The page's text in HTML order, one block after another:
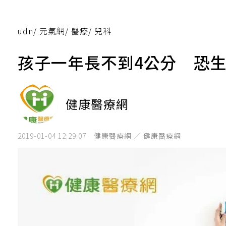
udn/ 元氣網/ 醫療/ 兒科
孩子一年長不到4公分 恐
健康醫療網
2019-01-04 12:29:07 健康醫療網 ／ 健康醫療網